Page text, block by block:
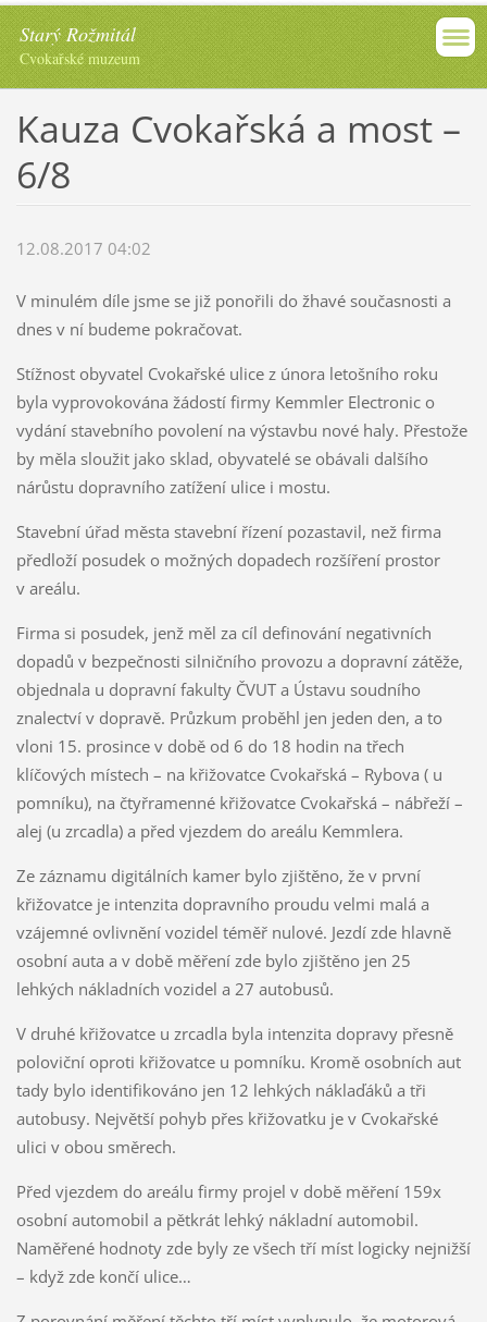
Starý Rožmitál
Cvokařské muzeum
Kauza Cvokařská a most –
6/8
12.08.2017 04:02
V minulém díle jsme se již ponořili do žhavé současnosti a
dnes v ní budeme pokračovat.
Stížnost obyvatel Cvokařské ulice z února letošního roku
byla vyprovokována žádostí firmy Kemmler Electronic o
vydání stavebního povolení na výstavbu nové haly. Přestože
by měla sloužit jako sklad, obyvatelé se obávali dalšího
nárůstu dopravního zatížení ulice i mostu.
Stavební úřad města stavební řízení pozastavil, než firma
předloží posudek o možných dopadech rozšíření prostor
v areálu.
Firma si posudek, jenž měl za cíl definování negativních
dopadů v bezpečnosti silničního provozu a dopravní zátěže,
objednala u dopravní fakulty ČVUT a Ústavu soudního
znalectví v dopravě. Průzkum proběhl jen jeden den, a to
vloni 15. prosince v době od 6 do 18 hodin na třech
klíčových místech – na křižovatce Cvokařská – Rybova ( u
pomníku), na čtyřramenné křižovatce Cvokařská – nábřeží –
alej (u zrcadla) a před vjezdem do areálu Kemmlera.
Ze záznamu digitálních kamer bylo zjištěno, že v první
křižovatce je intenzita dopravního proudu velmi malá a
vzájemné ovlivnění vozidel téměř nulové. Jezdí zde hlavně
osobní auta a v době měření zde bylo zjištěno jen 25
lehkých nákladních vozidel a 27 autobusů.
V druhé křižovatce u zrcadla byla intenzita dopravy přesně
poloviční oproti křižovatce u pomníku. Kromě osobních aut
tady bylo identifikováno jen 12 lehkých náklaďáků a tři
autobusy. Největší pohyb přes křižovatku je v Cvokařské
ulici v obou směrech.
Před vjezdem do areálu firmy projel v době měření 159x
osobní automobil a pětkrát lehký nákladní automobil.
Naměřené hodnoty zde byly ze všech tří míst logicky nejnižší
– když zde končí ulice…